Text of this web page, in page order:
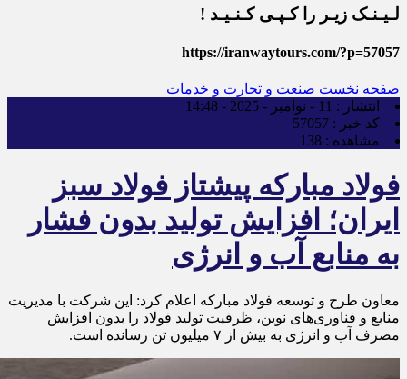
لـیـنـک زیـر را کـپـی کـنـیـد !
https://iranwaytours.com/?p=57057
صفحه نخست صنعت و تجارت و خدمات
انتشار : 11 - نوامبر - 2025 - 14:48
کد خبر : 57057
مشاهده : 138
فولاد مبارکه پیشتاز فولاد سبز
ایران؛ افزایش تولید بدون فشار
به منابع آب و انرژی
معاون طرح و توسعه فولاد مبارکه اعلام کرد: این شرکت با مدیریت
منابع و فناوری‌های نوین، ظرفیت تولید فولاد را بدون افزایش
مصرف آب و انرژی به بیش از ۷ میلیون تن رسانده است.